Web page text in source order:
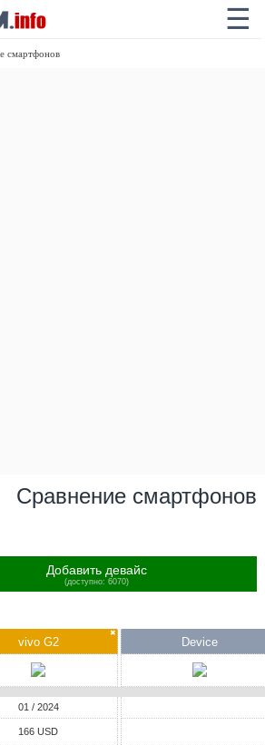
☰
смартфонов
Сравнение смартфонов
Добавить девайс
(доступно: 6070)
✖
vivo G2 Device
01 / 2024
166 USD